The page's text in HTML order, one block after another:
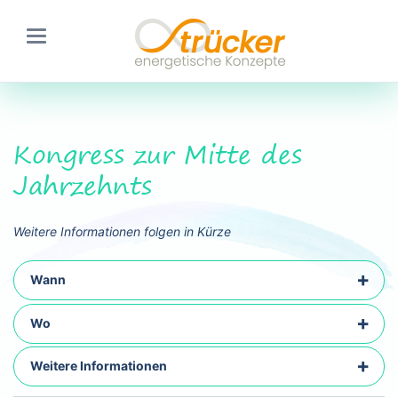
Kongress zur Mitte des
Jahrzehnts
Weitere Informationen folgen in Kürze
Wann
Wo
Weitere Informationen